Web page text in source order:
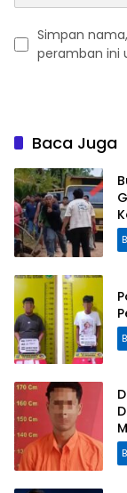
Simpan
peramban ini
Baca Juga